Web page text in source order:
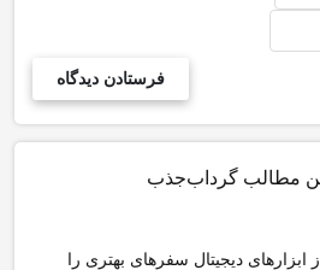
مطالب گرداب‌جذب
ابزارهای دیجیتال سفرهای بهتری را